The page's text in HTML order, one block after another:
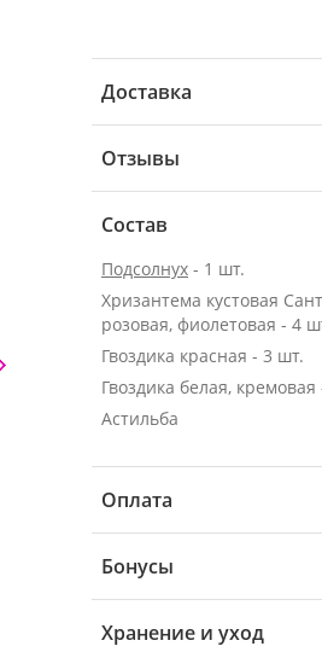
Доставка
Отзывы
Состав
Подсолнух - 1 шт.
Хризантема кустовая
розовая, фиолетовая - 4
Гвоздика красная - 3 шт.
Гвоздика белая,
Астильба
Оплата
Бонусы
Хранение и уход